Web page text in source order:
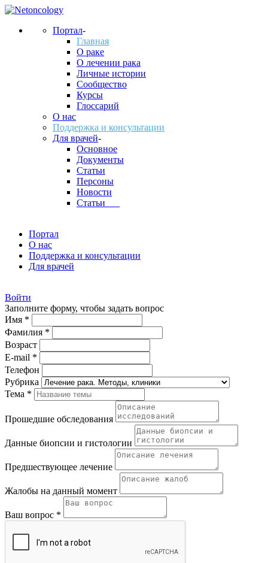
Портал-
Главная
О раке
О лечении рака
Личные истории
Сообщество
Курсы
Глоссарий
О нас
Поддержка и консультации
Для врачей-
Основное
Документы
Статьи
Персоны
Новости
Статьи___
Портал
О нас
Поддержка и консультации
Для врачей
Войти
Заполните форму, чтобы задать вопрос
Имя *
Фамилия *
Возраст
E-mail *
Телефон
Рубрика
Тема *
Прошедшие обследования
Данные биопсии и гистологии
Предшествующее лечение
Жалобы на данный момент
Ваш вопрос *